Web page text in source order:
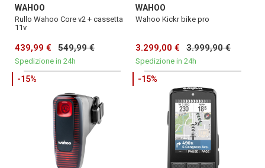
WAHOO
Rullo Wahoo Core v2 + cassetta
11v
439,99 € 549,99 €
Spedizione in 24h
WAHOO
Wahoo Kickr bike pro
3.299,00 € 3.999,90 €
Spedizione in 24h
-15% -15%